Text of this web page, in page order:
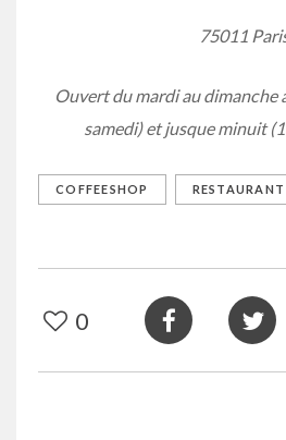
75011
Ouvert du mardi au dimanche
samedi) et jusque minuit
COFFEESHOP RESTAURANT
0